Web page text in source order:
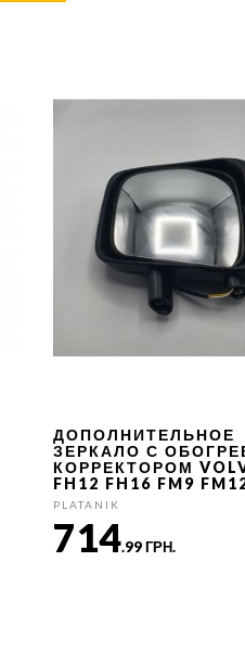
ДОПОЛНИТЕЛЬНОЕ
ЗЕРКАЛО С
КОРРЕКТОРОМ
FH12 FH16 FM9
PLATANIK
714.99 ГРН.